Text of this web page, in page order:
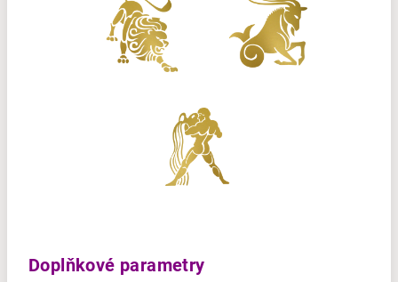
Doplňkové parametry